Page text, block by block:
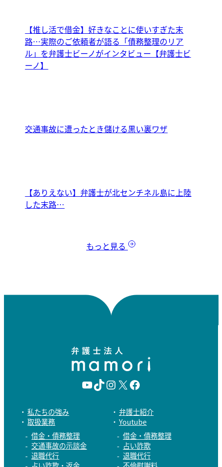
【推し活で借金】好きなことに使いすぎた末
路…実際のご依頼者が語る「債務整理のリア
ル」を弁護士ビーノがインタビュー【弁護士ビ
ーノ】
交通事故に遭ったとき儲ける黒い裏ワザ
【ありえない】弁護士が北センチネル島に上陸
した末路…
もっと見る
Y
T
T I
X F
a
c
e
b
私たちの強み
取扱業務
借金・債務整理
交通事故の示談金
退職代行
弁護士紹介
Youtube
借金・債務整理
占い詐欺
退職代行